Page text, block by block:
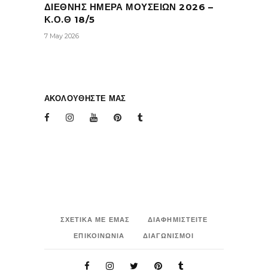
ΔΙΕΘΝΗΣ ΗΜΕΡΑ ΜΟΥΣΕΙΩΝ 2026 –
Κ.Ο.Θ 18/5
7 May 2026
ΑΚΟΛΟΥΘΗΣΤΕ ΜΑΣ
ΣΧΕΤΙΚΑ ΜΕ ΕΜΑΣ
ΔΙΑΦΗΜΙΣΤΕΙΤΕ
ΕΠΙΚΟΙΝΩΝΙΑ
ΔΙΑΓΩΝΙΣΜΟΙ